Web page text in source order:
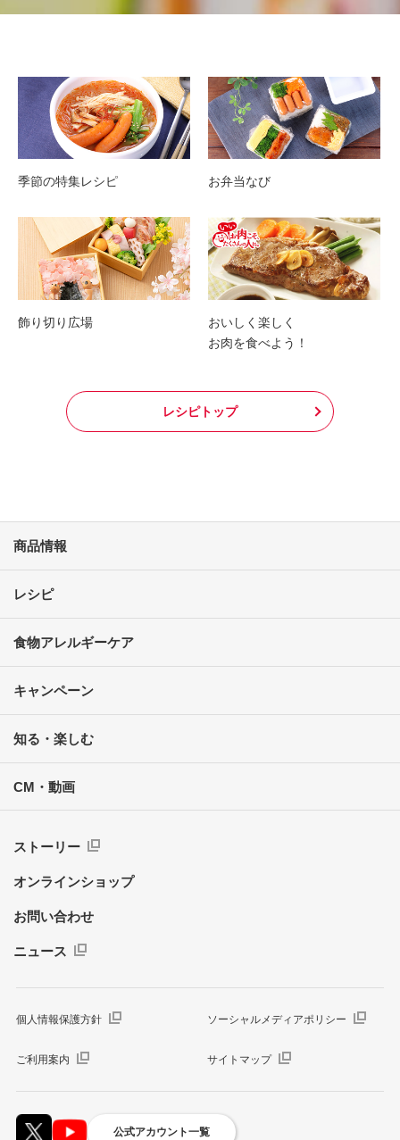
季節の特集レシピ お弁当なび
飾り切り広場
おいしく楽しく
お肉を食べよう！
レシピトップ
商品情報
レシピ
食物アレルギーケア
キャンペーン
知る・楽しむ
CM・動画
ストーリー
オンラインショップ
お問い合わせ
ニュース
個人情報保護方針 ソーシャルメディアポリシー
ご利用案内 サイトマップ
公式アカウント一覧